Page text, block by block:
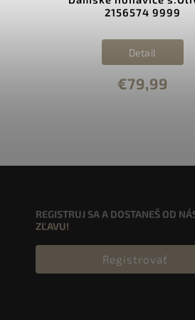
2156574 9999
€79,99
Detail
REGISTRUJ SA A DOSTANEŠ OD
ZĽAVU!
Registrovať